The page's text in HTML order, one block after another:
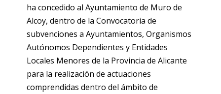
ha concedido al Ayuntamiento de Muro de
Alcoy, dentro de la Convocatoria de
subvenciones a Ayuntamientos, Organismos
Autónomos Dependientes y Entidades
Locales Menores de la Provincia de Alicante
para la realización de actuaciones
comprendidas dentro del ámbito de